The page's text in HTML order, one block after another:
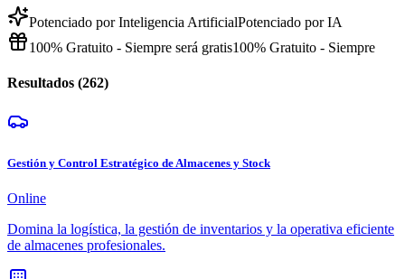
Potenciado por Inteligencia ArtificialPotenciado por IA
100% Gratuito - Siempre será gratis100% Gratuito - Siempre
Resultados (262)
Gestión y Control Estratégico de Almacenes y Stock
Online
Domina la logística, la gestión de inventarios y la operativa eficiente
de almacenes profesionales.